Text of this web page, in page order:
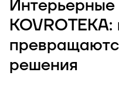
Интерьерные
решения